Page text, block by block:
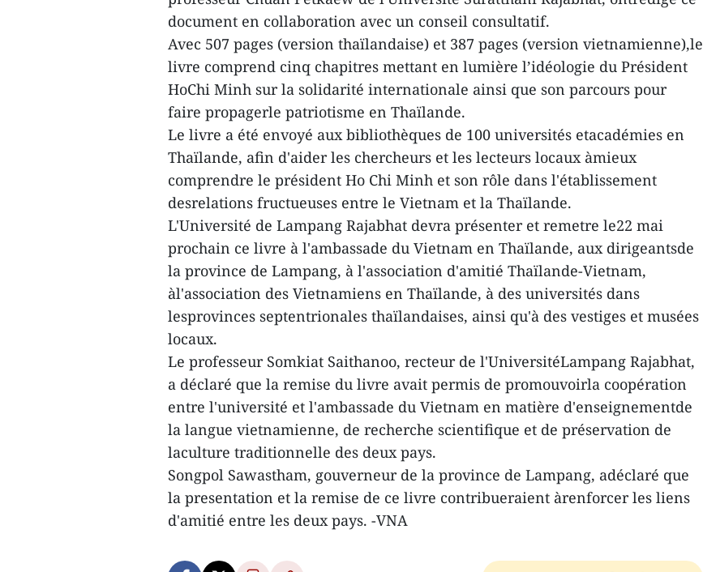
document en collaboration avec un conseil consultatif.
Avec 507 pages (version thaïlandaise) et 387 pages (version vietnamienne),le
livre comprend cinq chapitres mettant en lumière l’idéologie du Président
HoChi Minh sur la solidarité internationale ainsi que son parcours pour
faire propagerle patriotisme en Thaïlande.
Le livre a été envoyé aux bibliothèques de 100 universités etacadémies en
Thaïlande, afin d'aider les chercheurs et les lecteurs locaux àmieux
comprendre le président Ho Chi Minh et son rôle dans l'établissement
desrelations fructueuses entre le Vietnam et la Thaïlande.
L'Université de Lampang Rajabhat devra présenter et remetre le22 mai
prochain ce livre à l'ambassade du Vietnam en Thaïlande, aux dirigeantsde
la province de Lampang, à l'association d'amitié Thaïlande-Vietnam,
àl'association des Vietnamiens en Thaïlande, à des universités dans
lesprovinces septentrionales thaïlandaises, ainsi qu'à des vestiges et musées
locaux.
Le professeur Somkiat Saithanoo, recteur de l'UniversitéLampang Rajabhat,
a déclaré que la remise du livre avait permis de promouvoirla coopération
entre l'université et l'ambassade du Vietnam en matière d'enseignementde
la langue vietnamienne, de recherche scientifique et de préservation de
laculture traditionnelle des deux pays.
Songpol Sawastham, gouverneur de la province de Lampang, adéclaré que
la presentation et la remise de ce livre contribueraient àrenforcer les liens
d'amitié entre les deux pays. -VNA